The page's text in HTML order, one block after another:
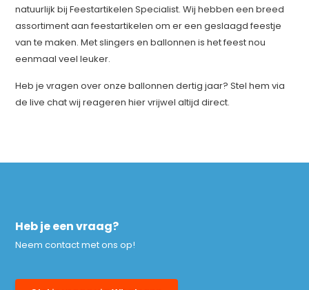
natuurlijk bij Feestartikelen Specialist. Wij hebben een breed
assortiment aan feestartikelen om er een geslaagd feestje
van te maken. Met slingers en ballonnen is het feest nou
eenmaal veel leuker.
Heb je vragen over onze ballonnen dertig jaar? Stel hem via
de live chat wij reageren hier vrijwel altijd direct.
Heb je een vraag?
Neem contact met ons op!